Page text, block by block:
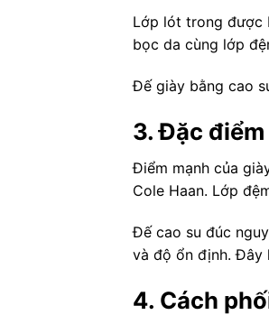
Lớp lót trong được
bọc da cùng lớp
Đế giày bằng cao
3. Đặc
Điểm mạnh của
Cole Haan. Lớp
Đế cao su đúc
và độ ổn định. Đây
4. Cách